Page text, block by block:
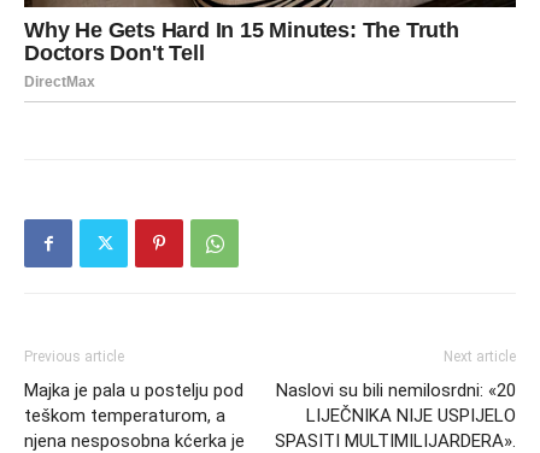
Previous article
Majka je pala u postelju pod
teškom temperaturom, a
njena nesposobna kćerka je
Next article
Naslovi su bili nemilosrdni: «20
LIJEČNIKA NIJE USPIJELO
SPASITI MULTIMILIJARDERA».